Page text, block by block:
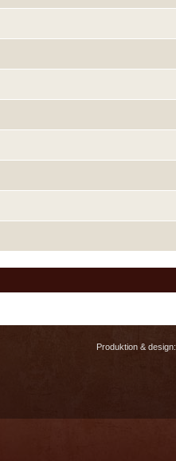
Produktion & design: